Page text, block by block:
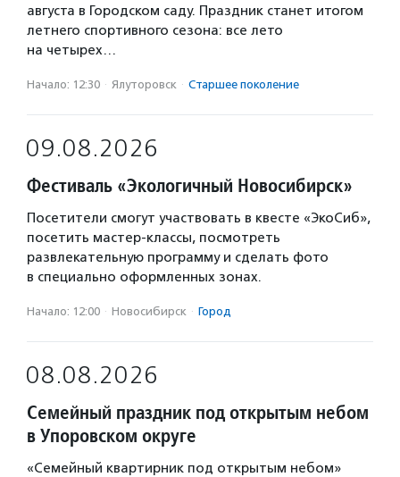
августа в Городском саду. Праздник станет итогом
летнего спортивного сезона: все лето
на четырех…
Начало: 12:30 · Ялуторовск · Старшее поколение
09.08.2026
Фестиваль «Экологичный Новосибирск»
Посетители смогут участвовать в квесте «ЭкоСиб»,
посетить мастер-классы, посмотреть
развлекательную программу и сделать фото
в специально оформленных зонах.
Начало: 12:00 · Новосибирск · Город
08.08.2026
Семейный праздник под открытым небом
в Упоровском округе
«Семейный квартирник под открытым небом»